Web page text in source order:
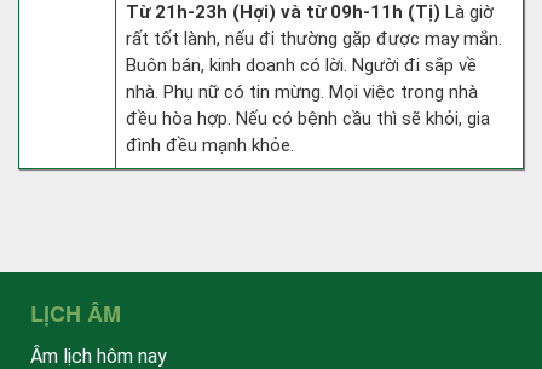
Từ 21h-23h (Hợi) và từ 09h-11h (Tị) Là giờ
rất tốt lành, nếu đi thường gặp được may mắn.
Buôn bán, kinh doanh có lời. Người đi sắp về
nhà. Phụ nữ có tin mừng. Mọi việc trong nhà
đều hòa hợp. Nếu có bệnh cầu thì sẽ khỏi, gia
đình đều mạnh khỏe.
LỊCH ÂM
Âm lịch hôm nay